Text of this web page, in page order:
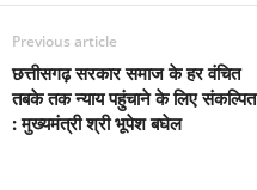
Previous article
छत्तीसगढ़ सरकार समाज के हर वंचित
तबके तक न्याय पहुंचाने के लिए संकल्पित
: मुख्यमंत्री श्री भूपेश बघेल